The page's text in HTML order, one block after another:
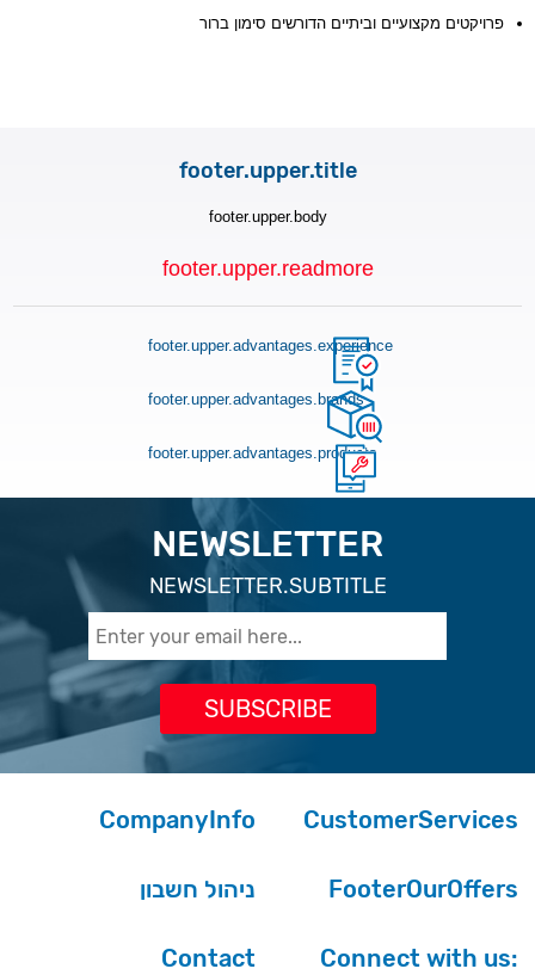
פרויקטים מקצועיים וביתיים הדורשים סימון ברור
footer.upper.title
footer.upper.body
footer.upper.readmore
footer.upper.advantages.experience
footer.upper.advantages.brands
footer.upper.advantages.products
NEWSLETTER
NEWSLETTER.SUBTITLE
CompanyInfo CustomerServices
ניהול חשבון FooterOurOffers
Contact Connect with us: